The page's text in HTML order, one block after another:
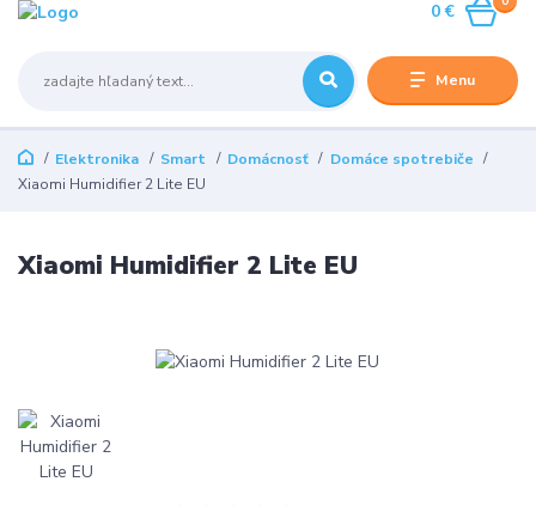
Menu
0 €
Elektronika Smart Domácnosť
Domáce spotrebiče
Xiaomi Humidifier 2 Lite EU
Xiaomi Humidifier 2 Lite EU